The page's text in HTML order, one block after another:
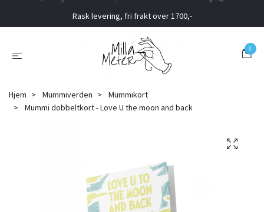
Rask levering, fri frakt over 1700,-
0
Hjem Mummiverden
Mummikort
Mummi dobbeltkort - Love U the moon and back